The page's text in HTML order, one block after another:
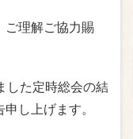
ご理解ご協力賜
した定時総会の結
し上げます。